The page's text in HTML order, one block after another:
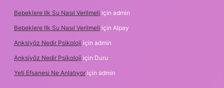
Bebeklere Ilk Su Nasıl Verilmeli için admin
Bebeklere Ilk Su Nasıl Verilmeli için Alpay
Anksiyöz Nedir Psikoloji için admin
Anksiyöz Nedir Psikoloji için Duru
Yeti Efsanesi Ne Anlatıyor için admin